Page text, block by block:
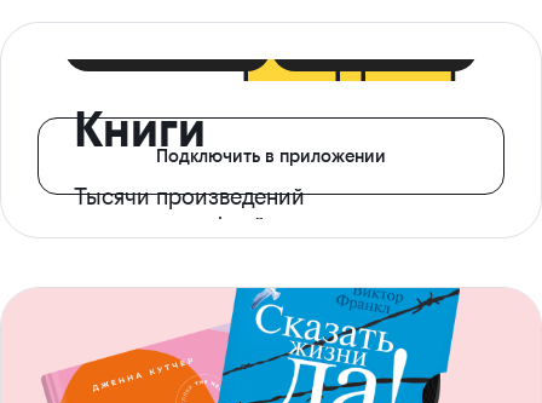
Книги
Тысячи произведений
с доступом офлайн
Подключить в приложении